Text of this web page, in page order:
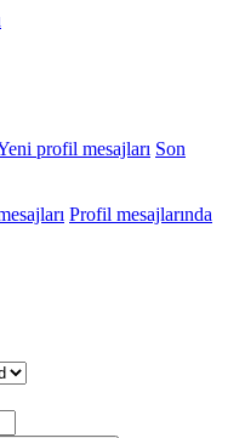
profil mesajları Son
Profil mesajlarında